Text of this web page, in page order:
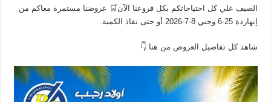
الصيف علي كل احتياجاتكم بكل فروعنا الآن🛒 عروضنا مستمرة معاكم من
إنهاردة 25-6 وحتي 8-7-2026 أو حتى نفاذ الكمية.
شاهد كل تفاصيل العروض من هنا 👇